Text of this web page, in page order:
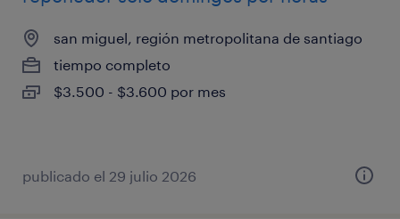
san miguel, región metropolitana de santiago
tiempo completo
$3.500 - $3.600 por mes
publicado el 29 julio 2026